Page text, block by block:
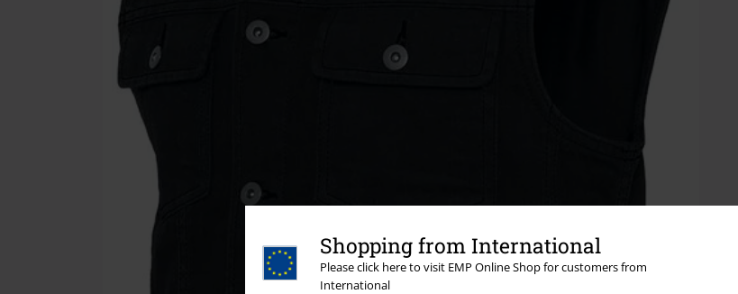
Shopping from International
Please click here to visit EMP Online Shop for customers from
International